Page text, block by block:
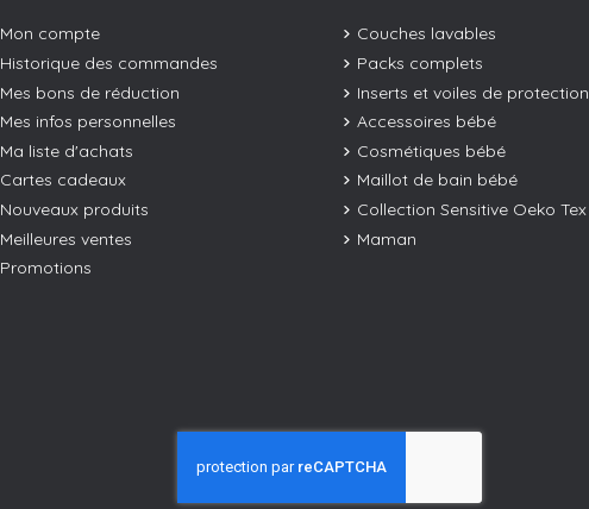
Mon compte
Historique des commandes
Mes bons de réduction
Mes infos personnelles
Ma liste d'achats
Cartes cadeaux
Nouveaux produits
Meilleures ventes
Promotions
Couches lavables
Packs complets
Inserts et voiles de protection
Accessoires bébé
Cosmétiques bébé
Maillot de bain bébé
Collection Sensitive Oeko Tex
Maman